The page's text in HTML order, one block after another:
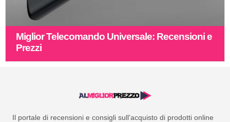
Miglior Telecomando Universale: Recensioni e
Prezzi
Il portale di recensioni e consigli sull’acquisto di prodotti online